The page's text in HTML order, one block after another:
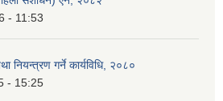
- 11:53
नियन्त्रण गर्ने कार्यविधि, २०८०
- 15:25